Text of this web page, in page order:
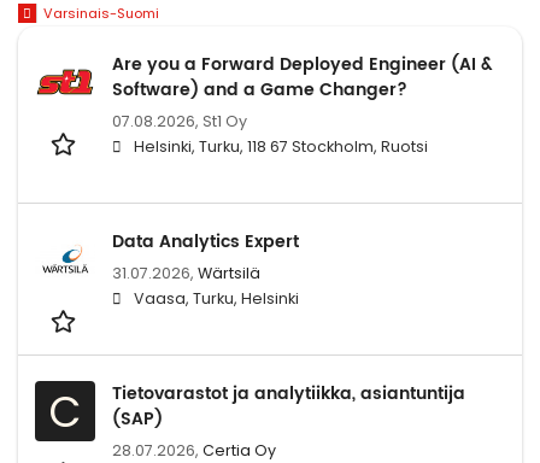
Varsinais-Suomi
Are you a Forward Deployed Engineer (AI &
Software) and a Game Changer?
07.08.2026, St1 Oy
Helsinki, Turku, 118 67 Stockholm, Ruotsi
Data Analytics Expert
31.07.2026, Wärtsilä
Vaasa, Turku, Helsinki
C
Tietovarastot ja analytiikka, asiantuntija
(SAP)
28.07.2026, Certia Oy